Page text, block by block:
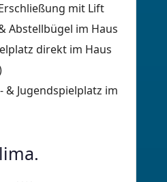
mit Lift
Abstellbügel im Haus
direkt im Haus
& Jugendspielplatz im